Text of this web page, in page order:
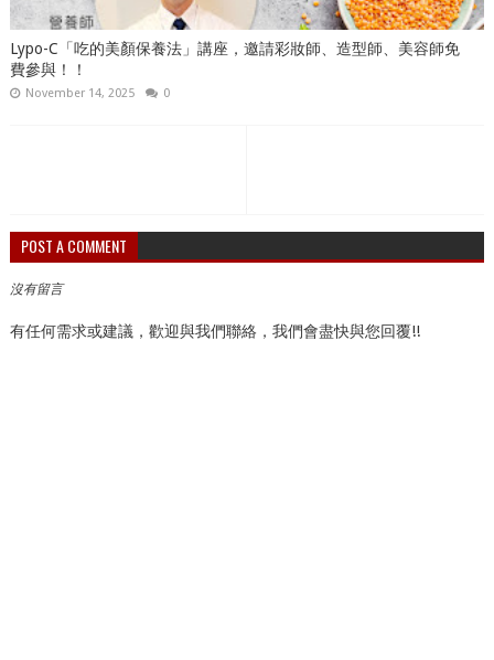
Lypo-C「吃的美顏保養法」講座，邀請彩妝師、造型師、美容師免
費參與！！
November 14, 2025 0
POST A COMMENT
沒有留言
有任何需求或建議，歡迎與我們聯絡，我們會盡快與您回覆!!